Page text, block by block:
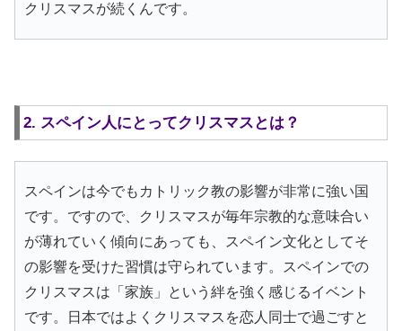
クリスマスが続くんです。
2. スペイン人にとってクリスマスとは？
スペインは今でもカトリック教の影響が非常に強い国
です。ですので、クリスマスが毎年宗教的な意味合い
が薄れていく傾向にあっても、スペイン文化としてそ
の影響を受けた習慣は守られています。スペインでの
クリスマスは「家族」という絆を強く感じるイベント
です。日本ではよくクリスマスを恋人同士で過ごすと